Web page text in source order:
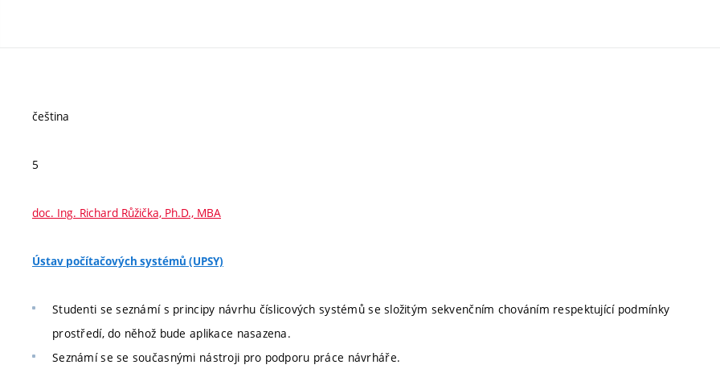
čeština
5
doc. Ing. Richard Růžička, Ph.D., MBA
Ústav počítačových systémů (UPSY)
Studenti se seznámí s principy návrhu číslicových systémů se složitým sekvenčním chováním respektující podmínky
prostředí, do něhož bude aplikace nasazena.
Seznámí se se současnými nástroji pro podporu práce návrháře.